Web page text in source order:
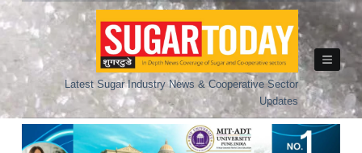
Skip
to
Latest Sugar Industry News & Cooperative Sector
Updates